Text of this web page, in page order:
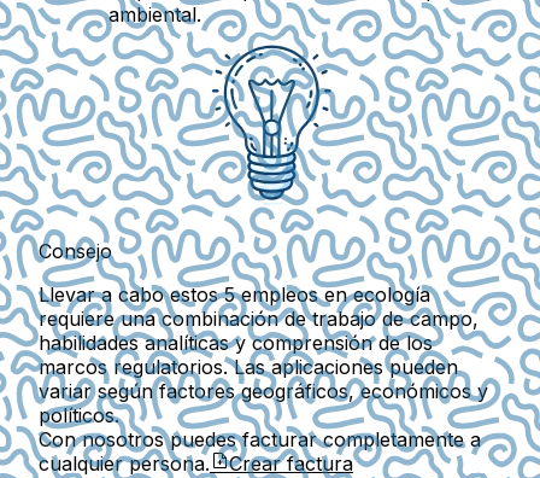
ambiental.
Consejo
Llevar a cabo estos 5 empleos en ecología
requiere una combinación de trabajo de campo,
habilidades analíticas y comprensión de los
marcos regulatorios. Las aplicaciones pueden
variar según factores geográficos, económicos y
políticos.
Con nosotros puedes facturar completamente a
cualquier persona.
Crear factura